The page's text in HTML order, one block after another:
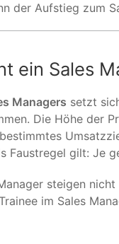
der Aufstieg zum
ein Sales
Managers setzt
Die Höhe der
Faustregel gilt: Je
steigen
im Sales